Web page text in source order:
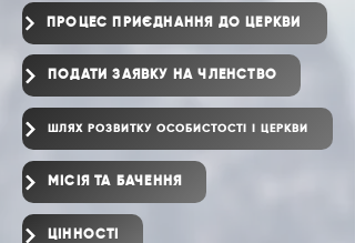
ПРОЦЕС ПРИЄДНАННЯ ДО ЦЕРКВИ
ПОДАТИ ЗАЯВКУ НА ЧЛЕНСТВО
ШЛЯХ РОЗВИТКУ ОСОБИСТОСТІ І ЦЕРКВИ
​МІСІЯ ТА БАЧЕННЯ
ЦІННОСТІ